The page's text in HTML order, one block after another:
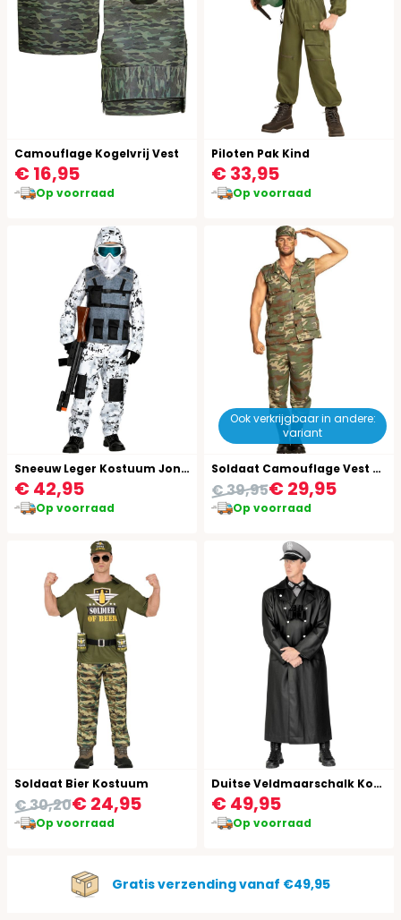
Camouflage Kogelvrij Vest
€ 16,95
Op voorraad
Piloten Pak Kind
€ 33,95
Op voorraad
Sneeuw Leger Kostuum Jongens
€ 42,95
Op voorraad
Ook verkrijgbaar in andere:
variant
Soldaat Camouflage Vest met Broek en Pet
€ 29,95
€ 39,95
Op voorraad
Soldaat Bier Kostuum
€ 24,95
€ 30,20
Op voorraad
Duitse Veldmaarschalk Kostuum
€ 49,95
Op voorraad
Gratis verzending vanaf €49,95